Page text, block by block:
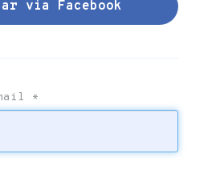
via Facebook
*